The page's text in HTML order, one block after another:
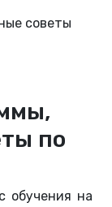
советы
по
обучения на